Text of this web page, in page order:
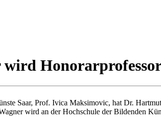
Saar, Prof. Ivica Maksimovic, hat Dr.
wird an der Hochschule der Bildenden